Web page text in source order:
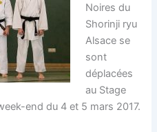
Noires du
Shorinji ryu
Alsace se
sont
déplacées
au Stage
end du 4 et 5 mars 2017.